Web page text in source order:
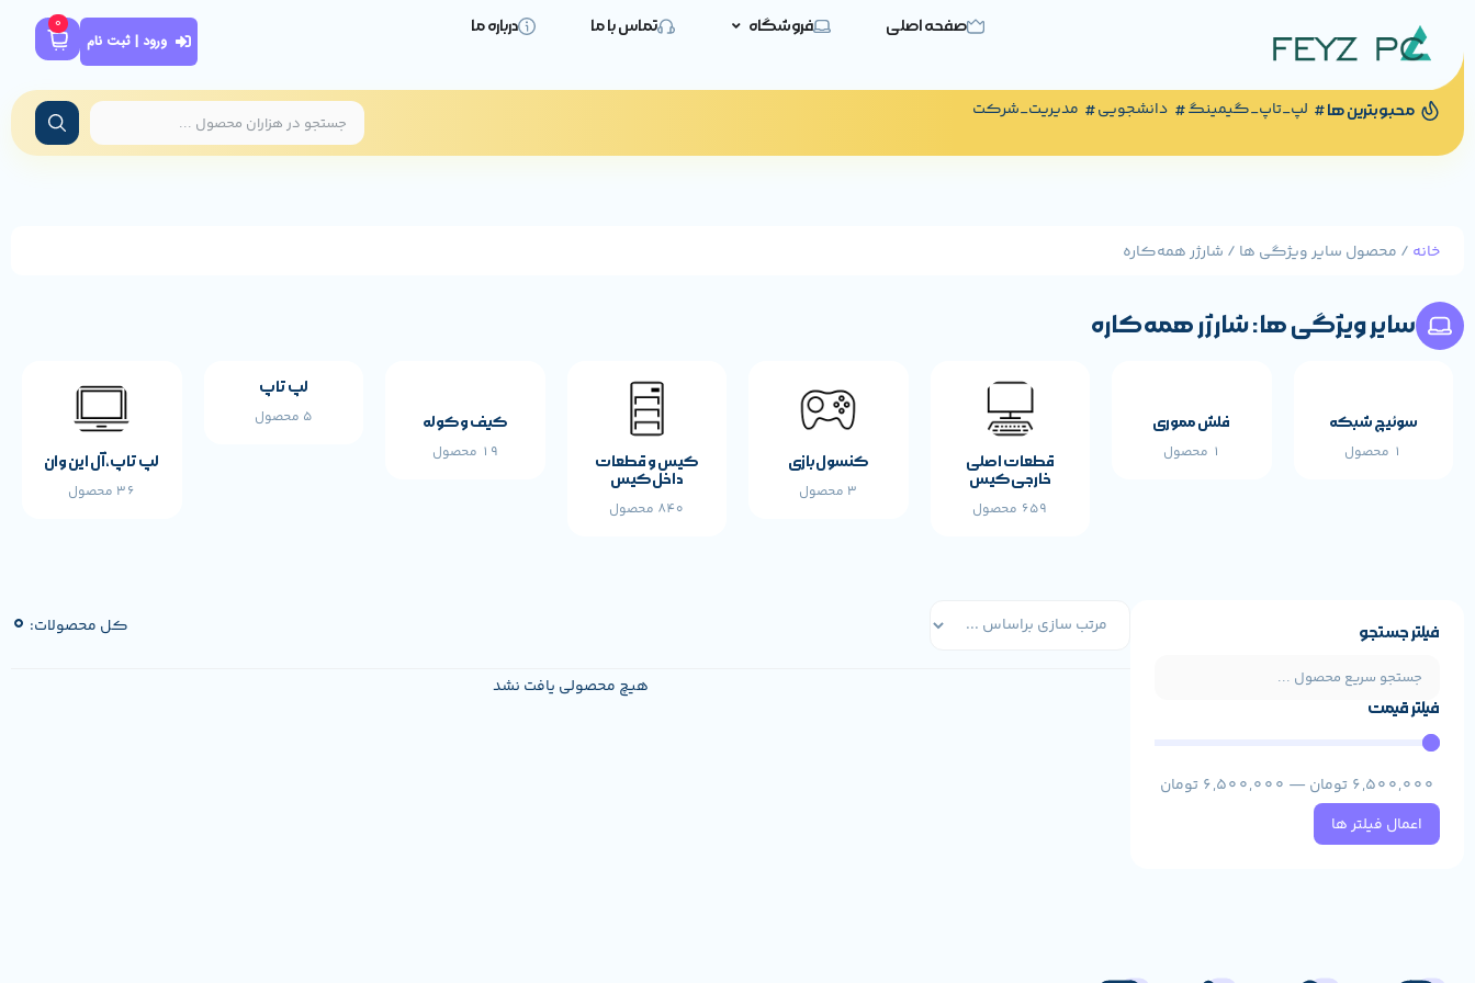
صفحه اصلی فروشگاه تماس با ما درباره ما
ورود | ثبت نام
0
محبوبترین ها لپ_تاپ_گیمینگ دانشجویی مدیریت_شرکت
خانه / محصول سایر ویژگی ها / شارژر همه‌کاره
سایر ویژگی ها: شارژر همه‌کاره
سوئیچ شبکه
1 محصول
فلش مموری
1 محصول
قطعات اصلی
خارجی کیس
659 محصول
کنسول بازی
3 محصول
کیس و قطعات
داخل کیس
840 محصول
کیف و کوله
19 محصول
لپ تاپ
5 محصول
لپ تاپ،آل این وان
36 محصول
فیلتر جستجو
فیلتر قیمت
6,500,000 تومان —
6,500,000 تومان
اعمال فیلتر ها
کل محصولات: 0
هیچ محصولی یافت نشد